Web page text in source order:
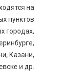
на
пунктов
городах,
Казани,
и др.